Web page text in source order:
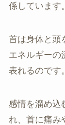
係しています。
首は身体と頭
エネルギーの
表れるのです。
感情を溜め込
れ、首に痛み